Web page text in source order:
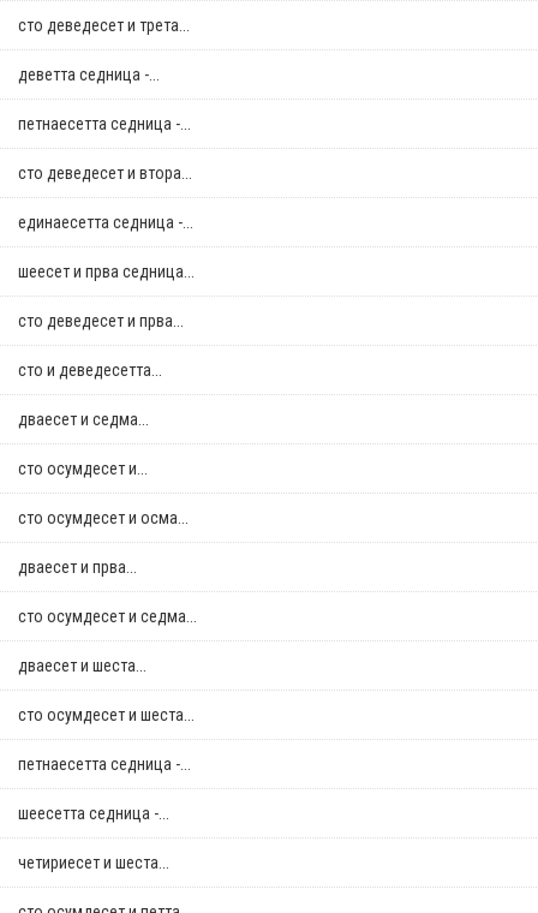
сто деведесет и трета...
деветта седница -...
петнаесетта седница -...
сто деведесет и втора...
единаесетта седница -...
шеесет и прва седница...
сто деведесет и прва...
сто и деведесетта...
дваесет и седма...
сто осумдесет и...
сто осумдесет и осма...
дваесет и прва...
сто осумдесет и седма...
дваесет и шеста...
сто осумдесет и шеста...
петнаесетта седница -...
шеесетта седница -...
четириесет и шеста...